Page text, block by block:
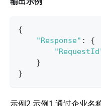
{
"Response" :
{
}
}
示例2 示例1 通过企业名